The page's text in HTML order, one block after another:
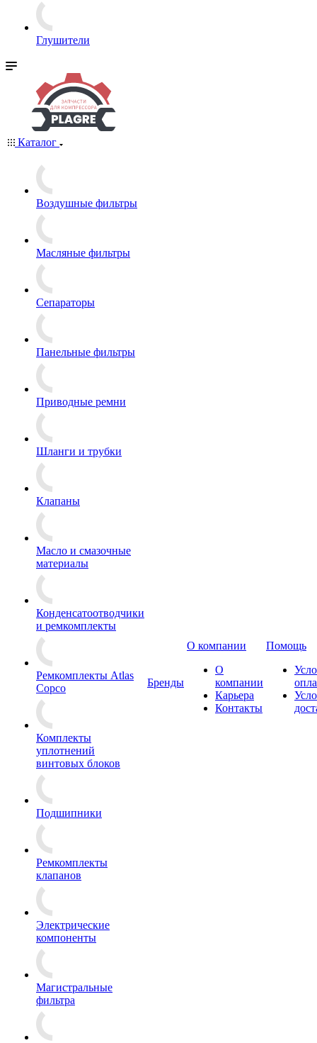
Глушители
Каталог
Воздушные фильтры
Масляные фильтры
Сепараторы
Панельные фильтры
Приводные ремни
Шланги и трубки
Клапаны
Масло и смазочные
материалы
Конденсатоотводчики
и ремкомплекты
Ремкомплекты Atlas
Copco
Комплекты
уплотнений
винтовых блоков
Подшипники
Ремкомплекты
клапанов
Электрические
компоненты
Магистральные
фильтра
Бренды
О компании
О
компании
Карьера
Контакты
Помощь